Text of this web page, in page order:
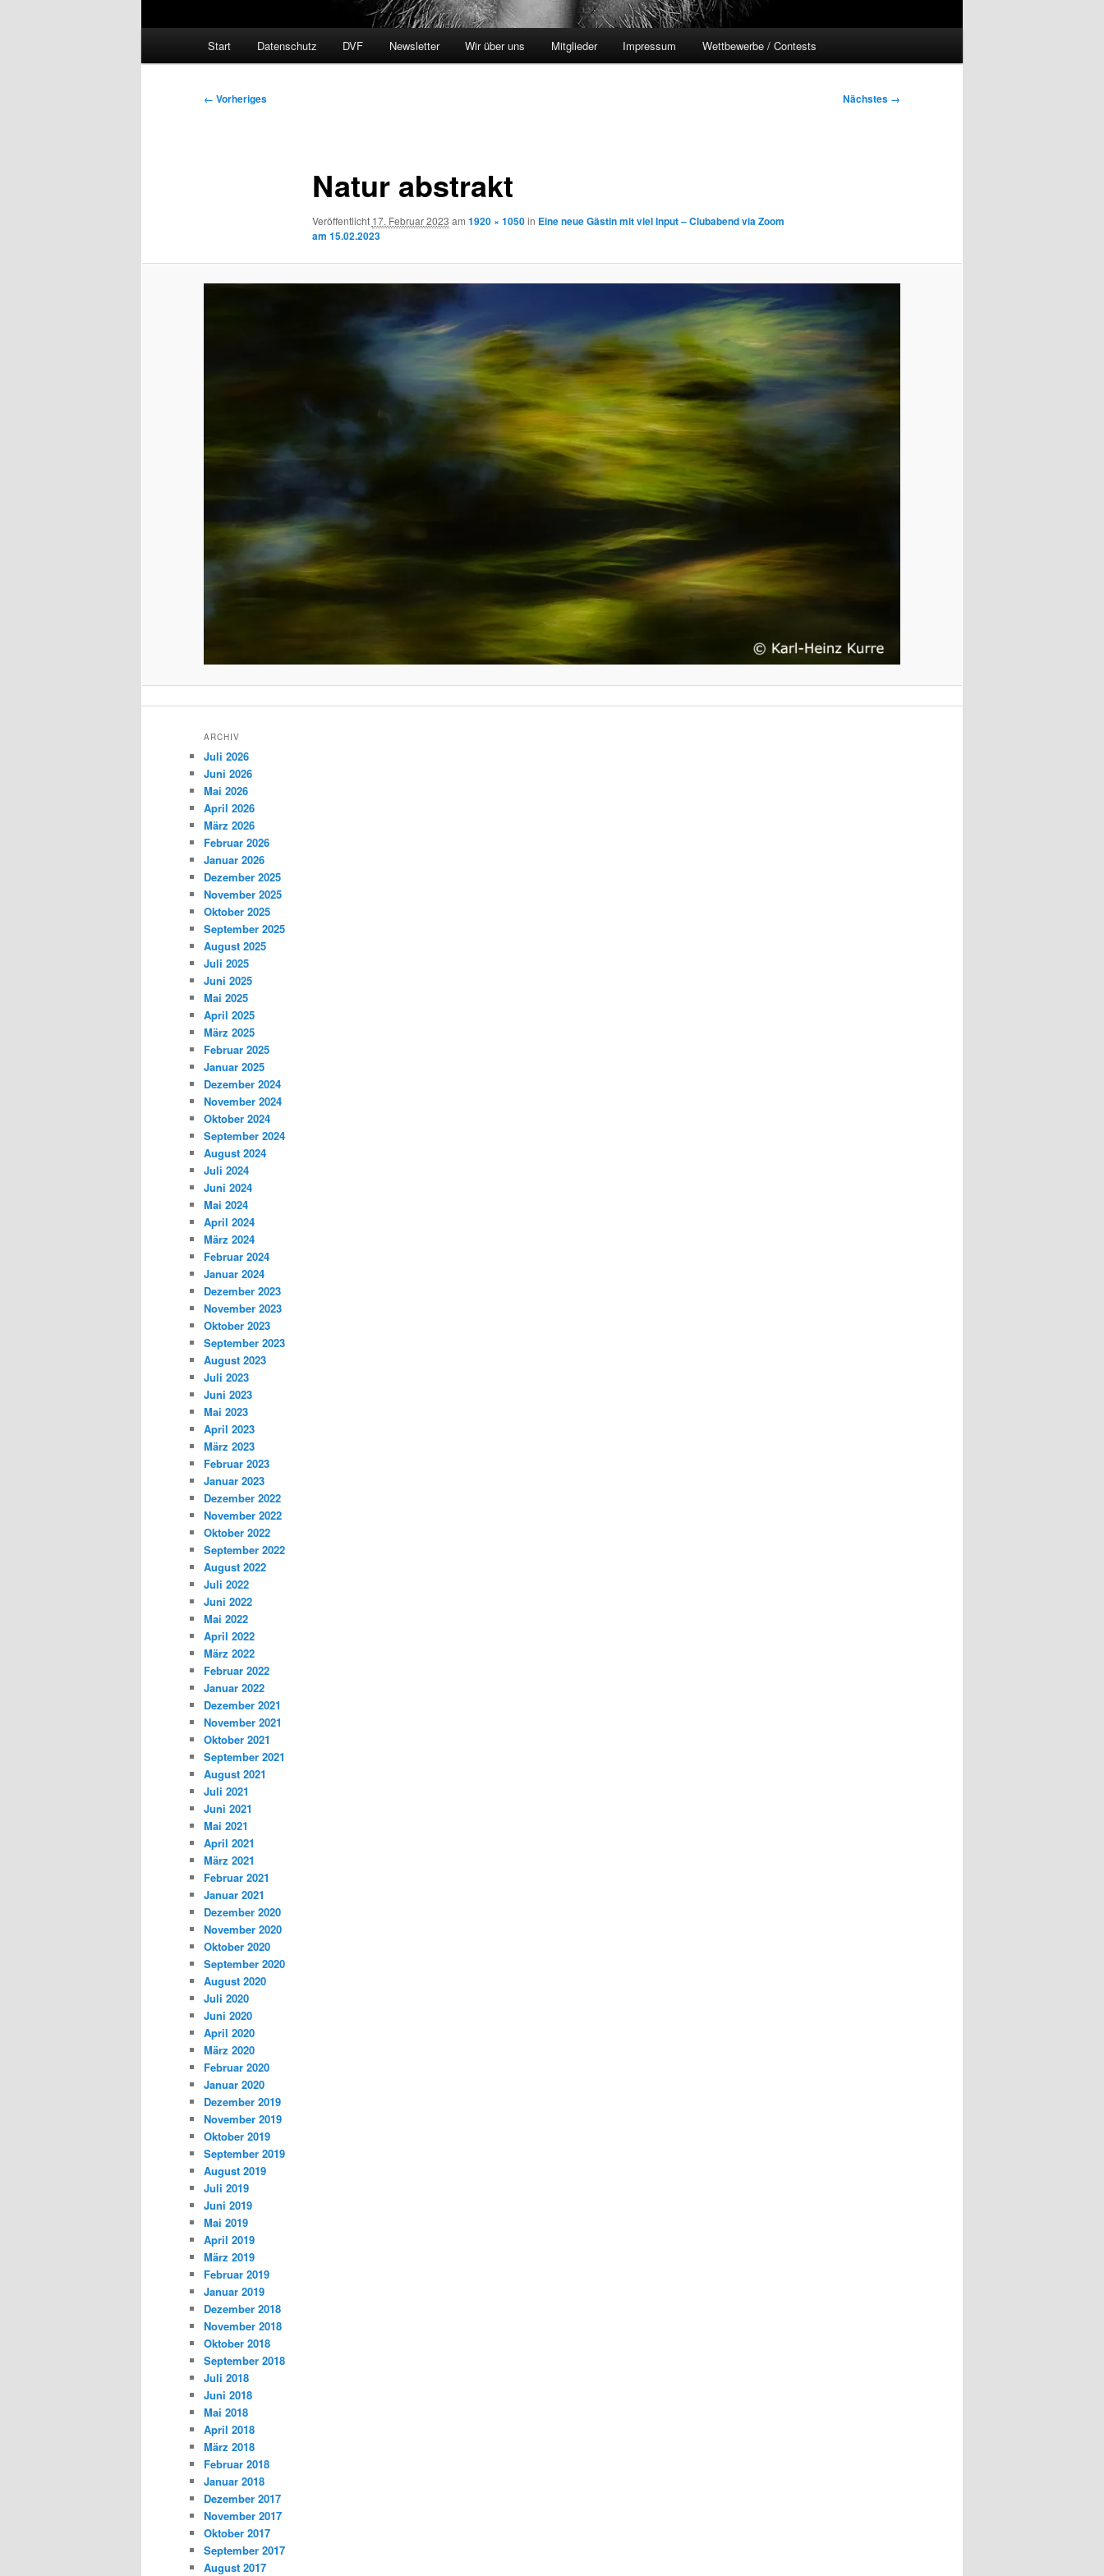
Start Datenschutz DVF Newsletter Wir über uns Mitglieder Impressum Wettbewerbe / Contests
Bilder-
← Vorheriges Nächstes →
Natur abstrakt
Veröffentlicht 17. Februar 2023 am 1920 × 1050in Eine neue Gästin mit viel Input – Clubabend via Zoom
am 15.02.2023
ARCHIV
Juli 2026
Juni 2026
Mai 2026
April 2026
März 2026
Februar 2026
Januar 2026
Dezember 2025
November 2025
Oktober 2025
September 2025
August 2025
Juli 2025
Juni 2025
Mai 2025
April 2025
März 2025
Februar 2025
Januar 2025
Dezember 2024
November 2024
Oktober 2024
September 2024
August 2024
Juli 2024
Juni 2024
Mai 2024
April 2024
März 2024
Februar 2024
Januar 2024
Dezember 2023
November 2023
Oktober 2023
September 2023
August 2023
Juli 2023
Juni 2023
Mai 2023
April 2023
März 2023
Februar 2023
Januar 2023
Dezember 2022
November 2022
Oktober 2022
September 2022
August 2022
Juli 2022
Juni 2022
Mai 2022
April 2022
März 2022
Februar 2022
Januar 2022
Dezember 2021
November 2021
Oktober 2021
September 2021
August 2021
Juli 2021
Juni 2021
Mai 2021
April 2021
März 2021
Februar 2021
Januar 2021
Dezember 2020
November 2020
Oktober 2020
September 2020
August 2020
Juli 2020
Juni 2020
April 2020
März 2020
Februar 2020
Januar 2020
Dezember 2019
November 2019
Oktober 2019
September 2019
August 2019
Juli 2019
Juni 2019
Mai 2019
April 2019
März 2019
Februar 2019
Januar 2019
Dezember 2018
November 2018
Oktober 2018
September 2018
Juli 2018
Juni 2018
Mai 2018
April 2018
März 2018
Februar 2018
Januar 2018
Dezember 2017
November 2017
Oktober 2017
September 2017
August 2017